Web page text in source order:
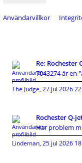
Användarvillkor
Re: Rochester
7043274 är en
The Judge, 27 jul 2026
Rochester Q-
Har problem
Lindeman, 25 jul 2026